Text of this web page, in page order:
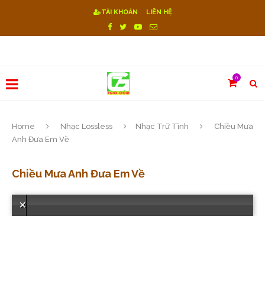
TÀI KHOẢN LIÊN HỆ
0
Home Nhạc Lossless Nhạc Trữ Tình
Chiều Mưa
Anh Đưa Em Về
Chiều Mưa Anh Đưa Em Về